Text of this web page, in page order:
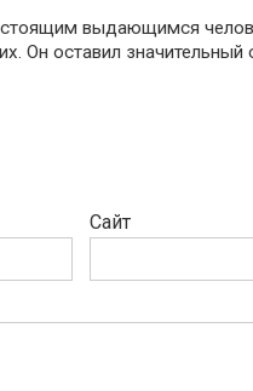
выдающимся
Он оставил значительный
Сайт